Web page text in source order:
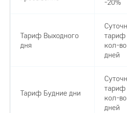
-20%
Тариф Выходного
дня
кол-во
дней
Тариф Будние дни
кол-во
дней